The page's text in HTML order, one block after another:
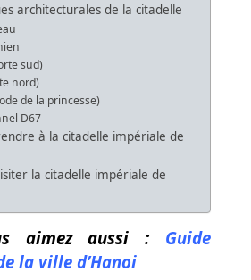
architecturales de la citadelle
sud)
nord)
de la princesse)
D67
à la citadelle impériale de
la citadelle impériale de
aimez aussi : Guide
la ville d’Hanoi